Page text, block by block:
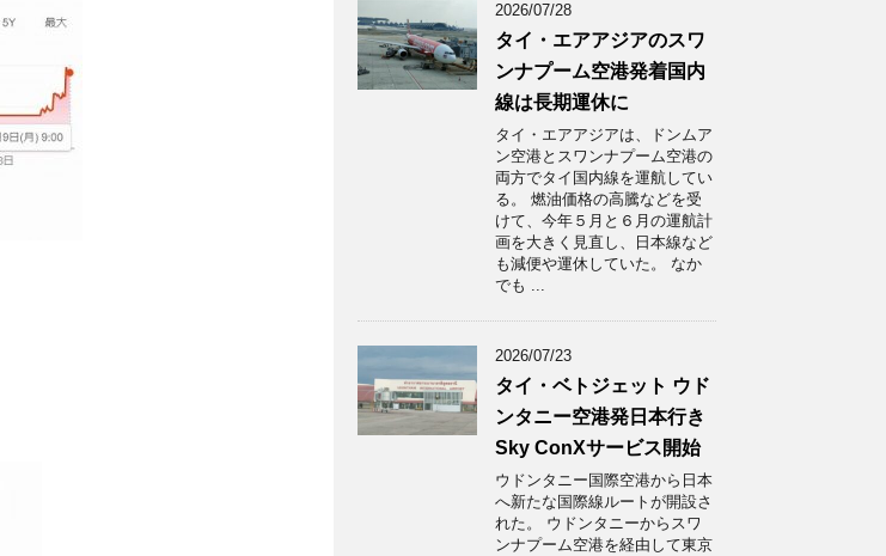
2026/07/28
タイ・エアアジアのスワ
ンナプーム空港発着国内
線は長期運休に
タイ・エアアジアは、ドンムア
ン空港とスワンナプーム空港の
両方でタイ国内線を運航してい
る。 燃油価格の高騰などを受
けて、今年５月と６月の運航計
画を大きく見直し、日本線など
も減便や運休していた。 なか
でも ...
2026/07/23
タイ・ベトジェット ウド
ンタニー空港発日本行き
Sky ConXサービス開始
ウドンタニー国際空港から日本
へ新たな国際線ルートが開設さ
れた。 ウドンタニーからスワ
ンナプーム空港を経由して東京